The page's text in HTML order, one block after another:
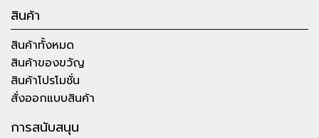
สินค้า
สินค้าทั้งหมด
สินค้าของขวัญ
สินค้าโปรโมชั่น
สั่งออกแบบสินค้า
การสนับสนุน